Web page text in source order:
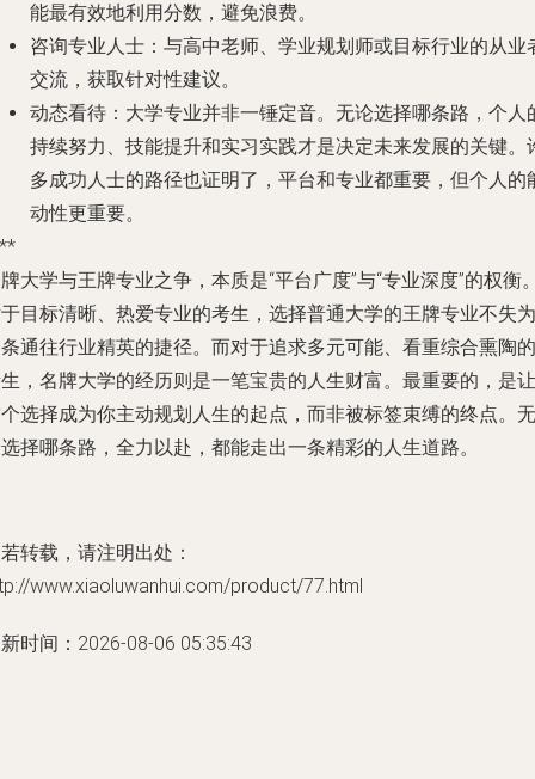
能最有效地利用分数，避免浪费。
咨询专业人士 ：与高中老师、学业规划师或目标行业的从业
交流，获取针对性建议。
动态看待 ：大学专业并非一锤定音。无论选择哪条路，个人
持续努力、技能提升和实习实践才是决定未来发展的关键。
多成功人士的路径也证明了，平台和专业都重要，但个人的
动性更重要。
大学与王牌专业之争，本质是“平台广度”与“专业深度”的权衡
目标清晰、热爱专业的考生，选择普通大学的王牌专业不失为
通往行业精英的捷径。而对于追求多元可能、看重综合熏陶的
，名牌大学的经历则是一笔宝贵的人生财富。最重要的，是让
选择成为你主动规划人生的起点，而非被标签束缚的终点。无
择哪条路，全力以赴，都能走出一条精彩的人生道路。
转载，请注明出处：
www.xiaoluwanhui.com/product/77.html
时间：2026-08-06 05:35:43